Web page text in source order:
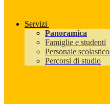
Servizi
Panoramica
Famiglie e studenti
Personale scolastico
Percorsi di studio